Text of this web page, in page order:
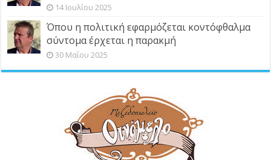
14 Ιουλίου 2025
Όπου η πολιτική εφαρμόζεται κοντόφθαλμα
σύντομα έρχεται η παρακμή
30 Μαΐου 2025